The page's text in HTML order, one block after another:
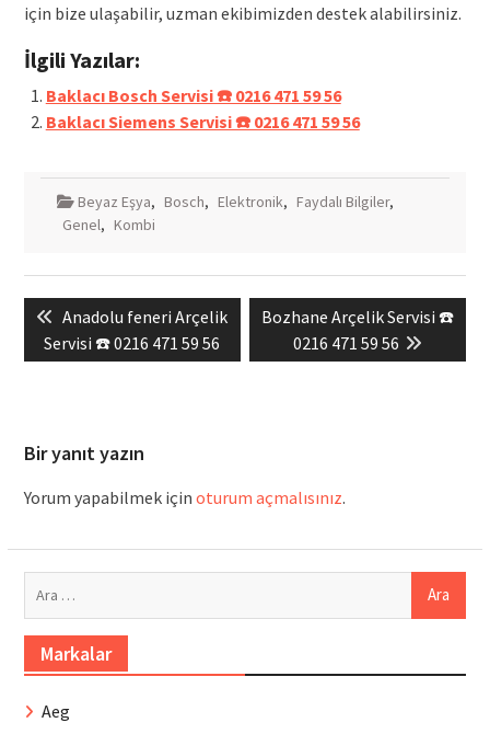
için bize ulaşabilir, uzman ekibimizden destek alabilirsiniz.
İlgili Yazılar:
Baklacı Bosch Servisi ☎️ 0216 471 59 56
Baklacı Siemens Servisi ☎️ 0216 471 59 56
Beyaz Eşya, Bosch, Elektronik, Faydalı Bilgiler,
Genel, Kombi
gezinmesi
Previous
post:
Anadolu feneri Arçelik
Servisi ☎️ 0216 471 59 56
Next
post:
Bozhane Arçelik Servisi ☎️
0216 471 59 56
Bir yanıt yazın
Yorum yapabilmek için oturum açmalısınız.
Markalar
Aeg